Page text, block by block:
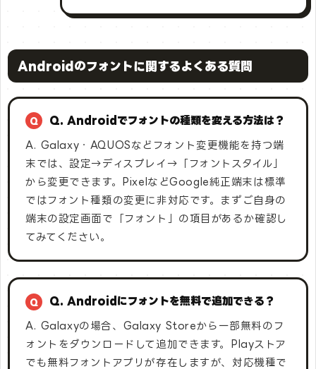
Androidのフォントに関するよくある質問
Q. Androidでフォントの種類を変える方法は？
A. Galaxy・AQUOSなどフォント変更機能を持つ端
末では、設定→ディスプレイ→「フォントスタイル」
から変更できます。PixelなどGoogle純正端末は標準
ではフォント種類の変更に非対応です。まずご自身の
端末の設定画面で「フォント」の項目があるか確認し
てみてください。
Q. Androidにフォントを無料で追加できる？
A. Galaxyの場合、Galaxy Storeから一部無料のフ
ォントをダウンロードして追加できます。Playストア
でも無料フォントアプリが存在しますが、対応機種で